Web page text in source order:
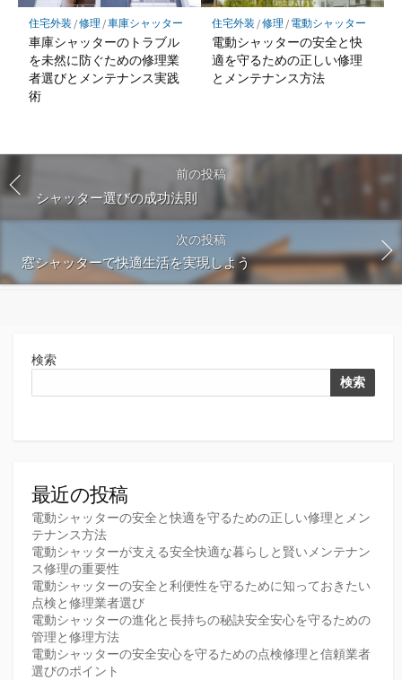
住宅外装 /修理 /車庫シャッター
車庫シャッターのトラブル
を未然に防ぐための修理業
者選びとメンテナンス実践
術
住宅外装 /修理 / 電動シャッター
電動シャッターの安全と快
適を守るための正しい修理
とメンテナンス方法
前の投稿
シャッター選びの成功法則
次の投稿
窓シャッターで快適生活を実現しよう
検索
検索
最近の投稿
電動シャッターの安全と快適を守るための正しい修理とメン
テナンス方法
電動シャッターが支える安全快適な暮らしと賢いメンテナン
ス修理の重要性
電動シャッターの安全と利便性を守るために知っておきたい
点検と修理業者選び
電動シャッターの進化と長持ちの秘訣安全安心を守るための
管理と修理方法
電動シャッターの安全安心を守るための点検修理と信頼業者
選びのポイント